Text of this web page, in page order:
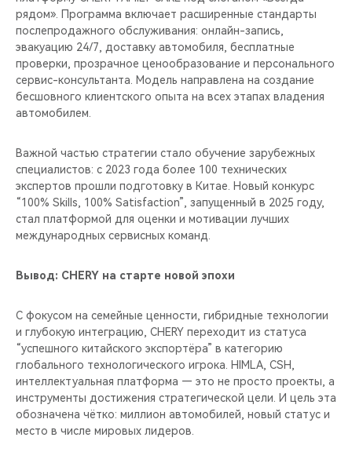
рядом». Программа включает расширенные стандарты
послепродажного обслуживания: онлайн-запись,
эвакуацию 24/7, доставку автомобиля, бесплатные
проверки, прозрачное ценообразование и персонального
сервис-консультанта. Модель направлена на создание
бесшовного клиентского опыта на всех этапах владения
автомобилем.
Важной частью стратегии стало обучение зарубежных
специалистов: с 2023 года более 100 технических
экспертов прошли подготовку в Китае. Новый конкурс
“100% Skills, 100% Satisfaction”, запущенный в 2025 году,
стал платформой для оценки и мотивации лучших
международных сервисных команд.
Вывод: CHERY на старте новой эпохи
С фокусом на семейные ценности, гибридные технологии
и глубокую интеграцию, CHERY переходит из статуса
“успешного китайского экспортёра” в категорию
глобального технологического игрока. HIMLA, CSH,
интеллектуальная платформа — это не просто проекты, а
инструменты достижения стратегической цели. И цель эта
обозначена чётко: миллион автомобилей, новый статус и
место в числе мировых лидеров.